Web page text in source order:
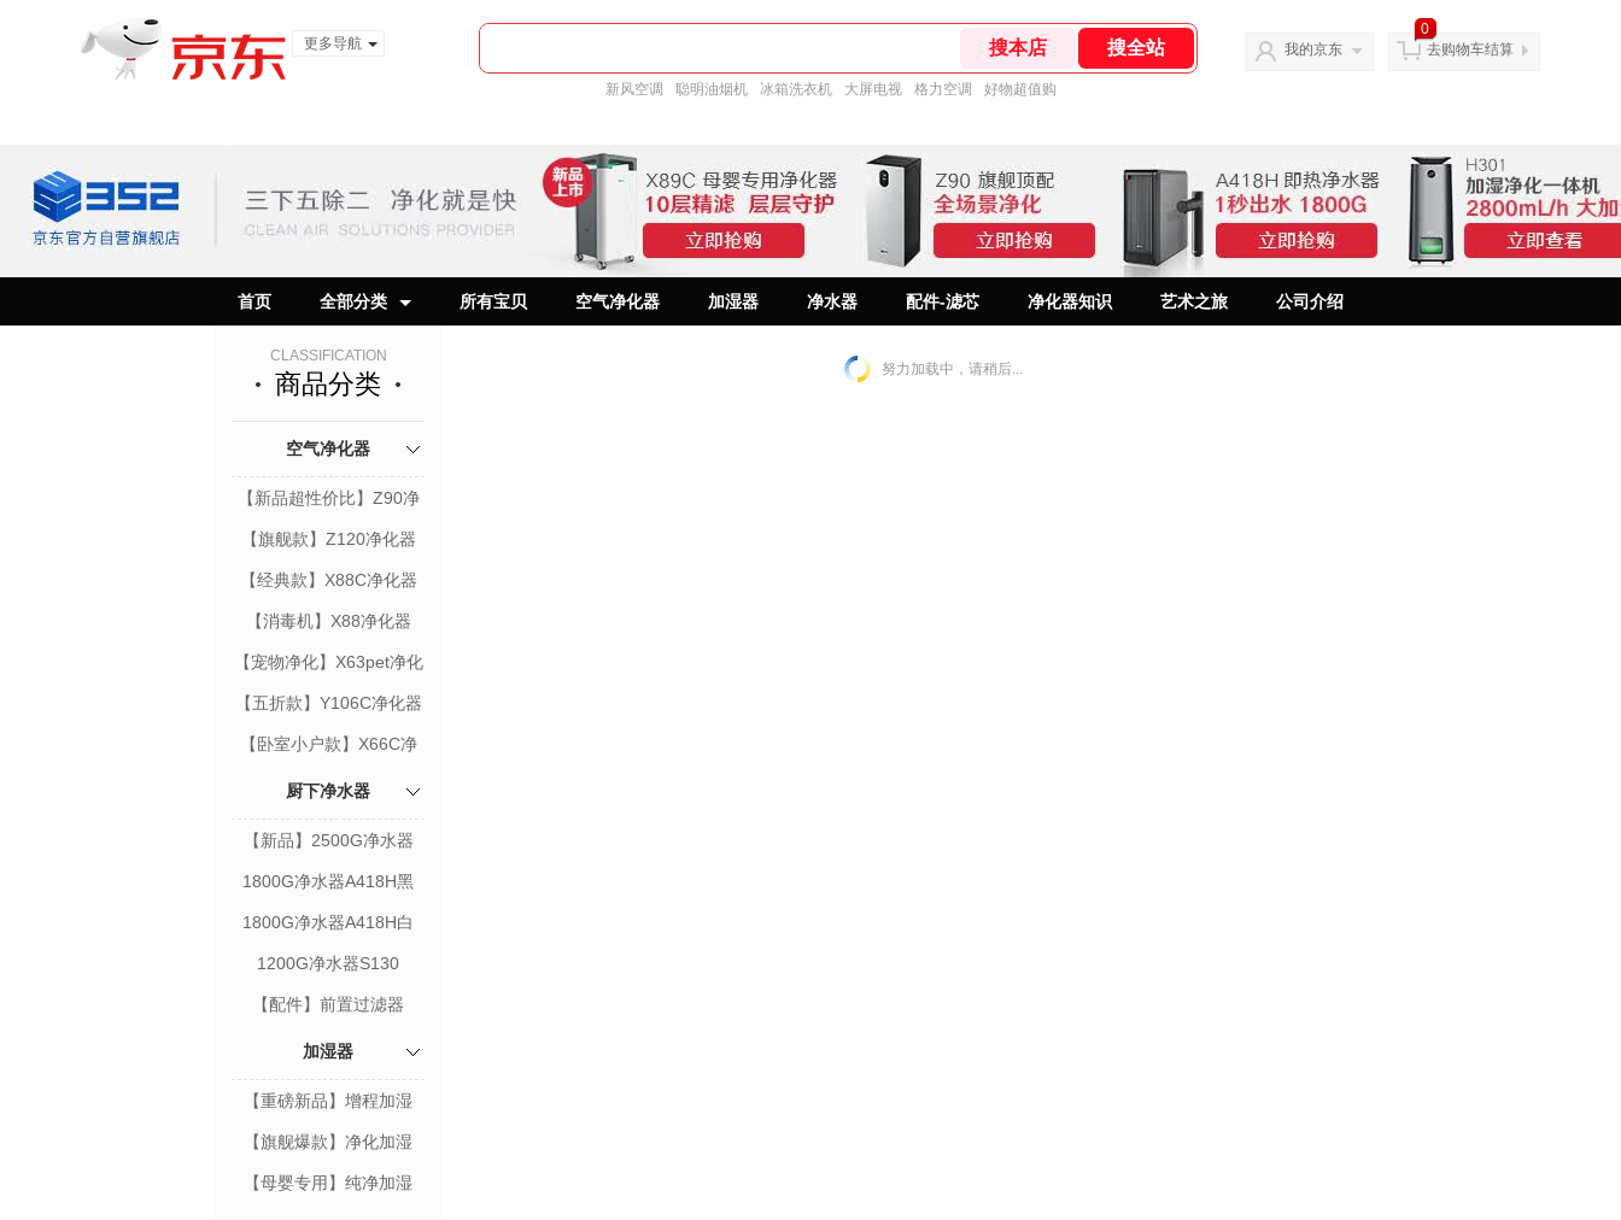
更多导航
新风空调 聪明油烟机 冰箱洗衣机 大屏电视 格力空调 好物超值购
我的京东
0
去购物车结算
首页 全部分类 所有宝贝 空气净化器 加湿器 净水器 配件-滤芯 净化器知识 艺术之旅 公司介绍
CLASSIFICATION
商品分类
空气净化器
【新品超性价比】Z90净
化器
【旗舰款】Z120净化器
【经典款】X88C净化器
【消毒机】X88净化器
【宠物净化】X63pet净化
【五折款】Y106C净化器
【卧室小户款】X66C净
厨下净水器
【新品】2500G净水器
B425H
1800G净水器A418H黑
1800G净水器A418H白
1200G净水器S130
【配件】前置过滤器
加湿器
【重磅新品】增程加湿
H500
【旗舰爆款】净化加湿
H301
【母婴专用】纯净加湿
努力加载中，请稍后...